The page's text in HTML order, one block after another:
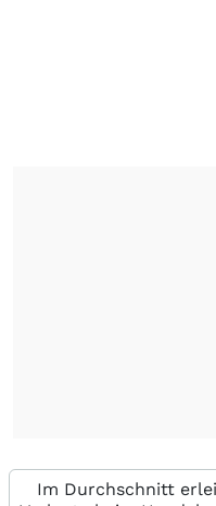
Im Durchschnitt